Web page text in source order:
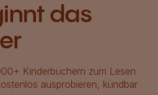
das
Kinderbüchern zum Lesen
ausprobieren, kündbar